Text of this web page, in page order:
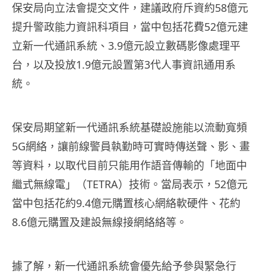
保安局向立法會提交文件，建議政府斥資約58億元
提升警政能力資訊科項目，當中包括花費52億元建
立新一代通訊系統、3.9億元設立數碼影像處理平
台，以及投放1.9億元設置第3代人事資訊通用系
統。
保安局期望新一代通訊系統基礎設施能以流動寬頻
5G網絡，讓前線警員執勤時可實時傳送聲、影、畫
等資料，以取代目前只能用作語音傳輸的「地面中
繼式無線電」（TETRA）技術。當局表示，52億元
當中包括花約9.4億元購置核心網絡軟硬件、花約
8.6億元購置及建設無線接網絡絡等。
據了解，新一代通訊系統會優先給予參與緊急行